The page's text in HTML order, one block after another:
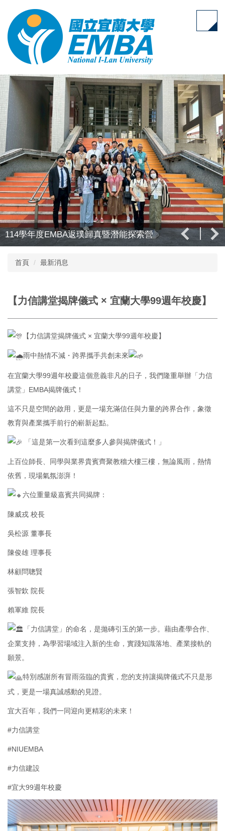
主
要
內
114學年度EMBA返璞歸真暨潛能探索營
首頁 最新消息
【力信講堂揭牌儀式 × 宜蘭大學99週年校慶】
【力信講堂揭牌儀式 × 宜蘭大學99週年校慶】
雨中熱情不減・跨界攜手共創未來
在宜蘭大學99週年校慶這個意義非凡的日子，我們隆重舉辦「力信
講堂」EMBA揭牌儀式！
這不只是空間的啟用，更是一場充滿信任與力量的跨界合作，象徵
教育與產業攜手前行的嶄新起點。
「這是第一次看到這麼多人參與揭牌儀式！」
上百位師長、同學與業界貴賓齊聚教穡大樓三樓，無論風雨，熱情
依舊，現場氣氛澎湃！
六位重量級嘉賓共同揭牌：
陳威戎 校長
吳松源 董事長
陳俊雄 理事長
林顧問聰賢
張智欽 院長
賴軍維 院長
「力信講堂」的命名，是拋磚引玉的第一步。藉由產學合作、
企業支持，為學習場域注入新的生命，實踐知識落地、產業接軌的
願景。
特別感謝所有冒雨蒞臨的貴賓，您的支持讓揭牌儀式不只是形
式，更是一場真誠感動的見證。
宜大百年，我們一同迎向更精彩的未來！
#力信講堂
#NIUEMBA
#力信建設
#宜大99週年校慶